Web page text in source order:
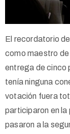
El recordatorio
como maestro
entrega de cinco
tenía ninguna
votación fuera
participaron en la
pasaron a la